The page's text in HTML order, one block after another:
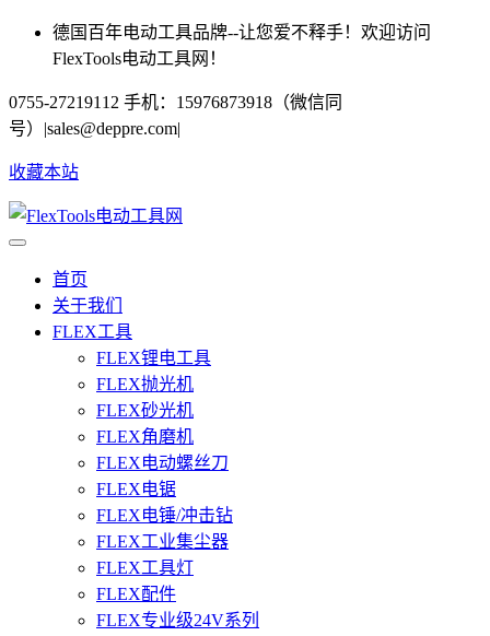
德国百年电动工具品牌--让您爱不释手！欢迎访问
FlexTools电动工具网！
0755-27219112 手机：15976873918（微信同
号） |sales@deppre.com|
收藏本站
首页
关于我们
FLEX工具
FLEX锂电工具
FLEX抛光机
FLEX砂光机
FLEX角磨机
FLEX电动螺丝刀
FLEX电锯
FLEX电锤/冲击钻
FLEX工业集尘器
FLEX工具灯
FLEX配件
FLEX专业级24V系列